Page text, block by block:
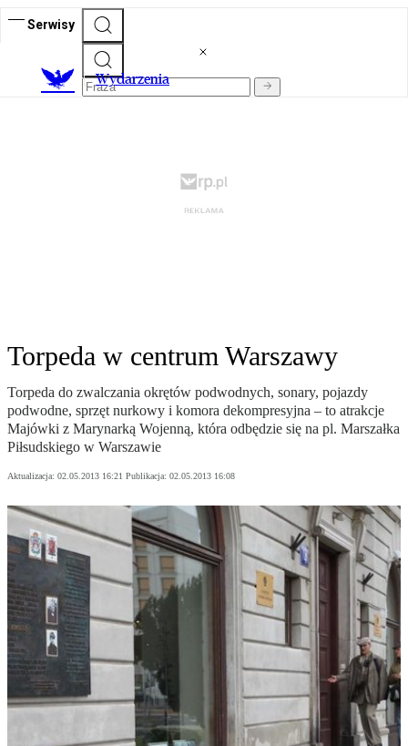
Serwisy
Wydarzenia
Torpeda w centrum Warszawy
Torpeda do zwalczania okrętów podwodnych, sonary, pojazdy
podwodne, sprzęt nurkowy i komora dekompresyjna – to atrakcje
Majówki z Marynarką Wojenną, która odbędzie się na pl. Marszałka
Piłsudskiego w Warszawie
Aktualizacja: 02.05.2013 16:21 Publikacja: 02.05.2013 16:08